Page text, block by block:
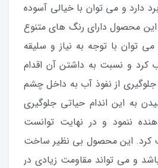
دارد و می توان با خیالی آسوده
محصول دارای رنگ های متنوع
توان با توجه به نیاز و سلیقه
کرد و نسبت به داشتن آن اقدام
از نفوذ آب به داخل چشم
به این اندام حیاتی جلوگیری
ننمود و در نهایت توانست
این محصول بی نظیر ساخت
و می تواند مقاومت زیادی در